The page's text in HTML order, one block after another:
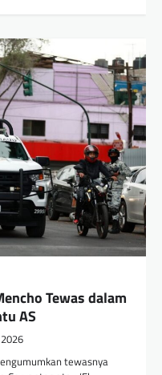
Tewas dalam
AS
tewasnya